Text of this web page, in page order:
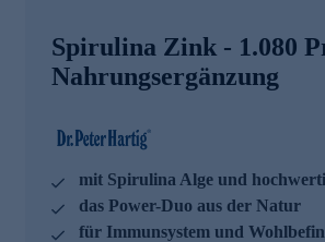
Spirulina Zink - 1.080
Nahrungsergänzung
mit Spirulina Alge und
das Power-Duo aus der Natur
für Immunsystem und